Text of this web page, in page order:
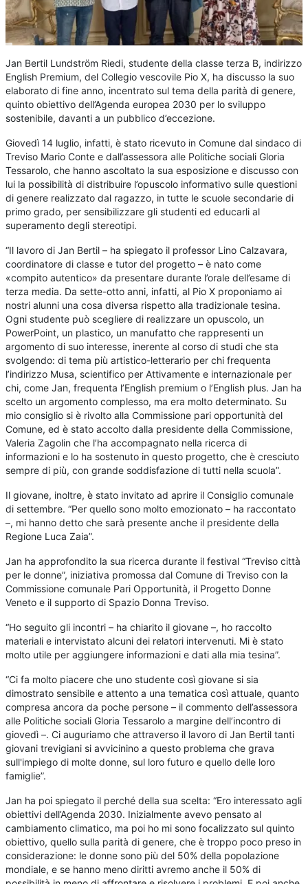
Jan Bertil Lundström Riedi, studente della classe terza B, indirizzo
English Premium, del Collegio vescovile Pio X, ha discusso la suo
elaborato di fine anno, incentrato sul tema della parità di genere,
quinto obiettivo dell’Agenda europea 2030 per lo sviluppo
sostenibile, davanti a un pubblico d’eccezione.
Giovedì 14 luglio, infatti, è stato ricevuto in Comune dal sindaco di
Treviso Mario Conte e dall’assessora alle Politiche sociali Gloria
Tessarolo, che hanno ascoltato la sua esposizione e discusso con
lui la possibilità di distribuire l’opuscolo informativo sulle questioni
di genere realizzato dal ragazzo, in tutte le scuole secondarie di
primo grado, per sensibilizzare gli studenti ed educarli al
superamento degli stereotipi.
“Il lavoro di Jan Bertil – ha spiegato il professor Lino Calzavara,
coordinatore di classe e tutor del progetto – è nato come
«compito autentico» da presentare durante l’orale dell’esame di
terza media. Da sette-otto anni, infatti, al Pio X proponiamo ai
nostri alunni una cosa diversa rispetto alla tradizionale tesina.
Ogni studente può scegliere di realizzare un opuscolo, un
PowerPoint, un plastico, un manufatto che rappresenti un
argomento di suo interesse, inerente al corso di studi che sta
svolgendo: di tema più artistico-letterario per chi frequenta
l’indirizzo Musa, scientifico per Attivamente e internazionale per
chi, come Jan, frequenta l’English premium o l’English plus. Jan ha
scelto un argomento complesso, ma era molto determinato. Su
mio consiglio si è rivolto alla Commissione pari opportunità del
Comune, ed è stato accolto dalla presidente della Commissione,
Valeria Zagolin che l’ha accompagnato nella ricerca di
informazioni e lo ha sostenuto in questo progetto, che è cresciuto
sempre di più, con grande soddisfazione di tutti nella scuola”.
Il giovane, inoltre, è stato invitato ad aprire il Consiglio comunale
di settembre. “Per quello sono molto emozionato – ha raccontato
–, mi hanno detto che sarà presente anche il presidente della
Regione Luca Zaia”.
Jan ha approfondito la sua ricerca durante il festival “Treviso città
per le donne”, iniziativa promossa dal Comune di Treviso con la
Commissione comunale Pari Opportunità, il Progetto Donne
Veneto e il supporto di Spazio Donna Treviso.
“Ho seguito gli incontri – ha chiarito il giovane –, ho raccolto
materiali e intervistato alcuni dei relatori intervenuti. Mi è stato
molto utile per aggiungere informazioni e dati alla mia tesina”.
“Ci fa molto piacere che uno studente così giovane si sia
dimostrato sensibile e attento a una tematica così attuale, quanto
compresa ancora da poche persone – il commento dell’assessora
alle Politiche sociali Gloria Tessarolo a margine dell’incontro di
giovedì –. Ci auguriamo che attraverso il lavoro di Jan Bertil tanti
giovani trevigiani si avvicinino a questo problema che grava
sull'impiego di molte donne, sul loro futuro e quello delle loro
famiglie”.
Jan ha poi spiegato il perché della sua scelta: “Ero interessato agli
obiettivi dell’Agenda 2030. Inizialmente avevo pensato al
cambiamento climatico, ma poi ho mi sono focalizzato sul quinto
obiettivo, quello sulla parità di genere, che è troppo poco preso in
considerazione: le donne sono più del 50% della popolazione
mondiale, e se hanno meno diritti avremo anche il 50% di